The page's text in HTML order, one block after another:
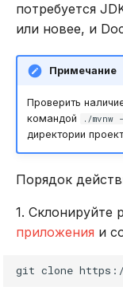
потребуется
или новее, и
Примечание
Проверить
командой
./mvnw
директории
Порядок
1. Склонируйте
приложения и
git clone